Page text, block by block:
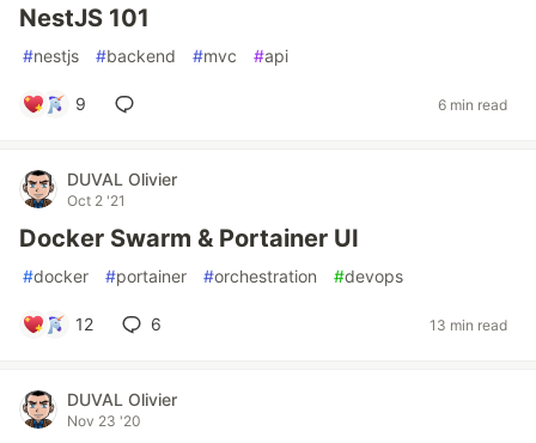
NestJS 101
#nestjs #backend #mvc #api
9 6 min read
DUVAL Olivier
Oct 2 '21
Docker Swarm & Portainer UI
#docker #portainer #orchestration #devops
12 6 13 min read
DUVAL Olivier
Nov 23 '20